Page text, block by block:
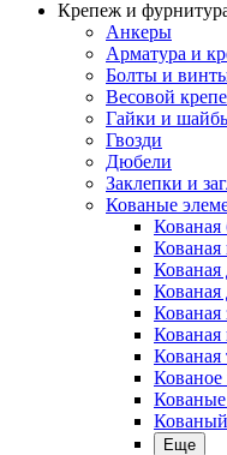
Крепеж и
Анкеры
Арматура и
Болты и
Весовой
Гайки и
Гвозди
Дюбели
Заклепки и
Кованые
Кованая
Кованая
Кованая
Кованая
Кованая
Кованая
Кованая
Кованое
Кованый
Еще